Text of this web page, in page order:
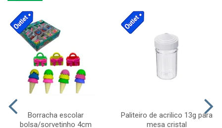
Borracha escolar
bolsa/sorvetinho 4cm
Paliteiro de acrilico 13g para
mesa cristal